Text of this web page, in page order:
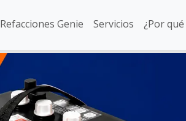
Refacciones Genie Servicios ¿Por